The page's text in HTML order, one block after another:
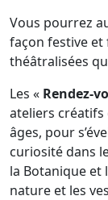
Vous pourrez
façon festive et
théâtralisées
Les « Rendez-
ateliers
âges, pour
curiosité dans
la Botanique et
nature et les